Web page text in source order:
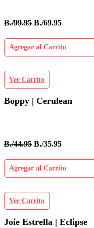
B./99.95 B./69.95
Agregar al Carrito
Ver Carrito
Boppy | Cerulean
B./44.95 B./35.95
Agregar al Carrito
Ver Carrito
Joie Estrella | Eclipse